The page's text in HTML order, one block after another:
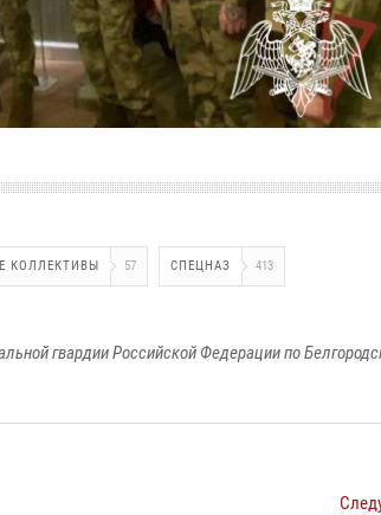
КОЛЛЕКТИВЫ 57 СПЕЦНАЗ 413
гвардии Российской Федерации по